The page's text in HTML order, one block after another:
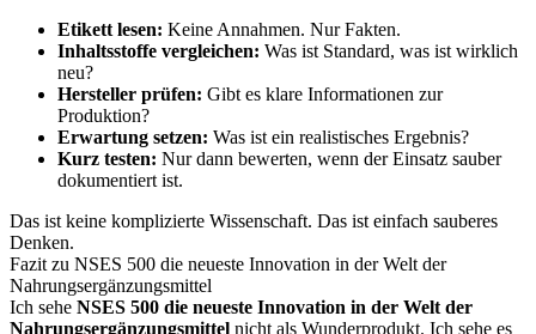
Etikett lesen: Keine Annahmen. Nur Fakten.
Inhaltsstoffe vergleichen: Was ist Standard, was ist wirklich
neu?
Hersteller prüfen: Gibt es klare Informationen zur
Produktion?
Erwartung setzen: Was ist ein realistisches Ergebnis?
Kurz testen: Nur dann bewerten, wenn der Einsatz sauber
dokumentiert ist.
Das ist keine komplizierte Wissenschaft. Das ist einfach sauberes
Denken.
Fazit zu NSES 500 die neueste Innovation in der Welt der
Nahrungsergänzungsmittel
Ich sehe NSES 500 die neueste Innovation in der Welt der
Nahrungsergänzungsmittel nicht als Wunderprodukt. Ich sehe es